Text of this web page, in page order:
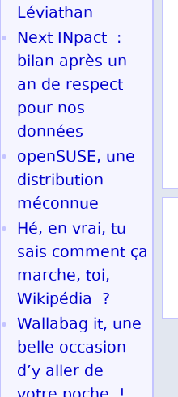
Léviathan
Next INpact :
bilan après un
an de respect
pour nos
données
openSUSE, une
distribution
méconnue
Hé, en vrai, tu
sais comment ça
marche, toi,
Wikipédia ?
Wallabag it, une
belle occasion
d’y aller de